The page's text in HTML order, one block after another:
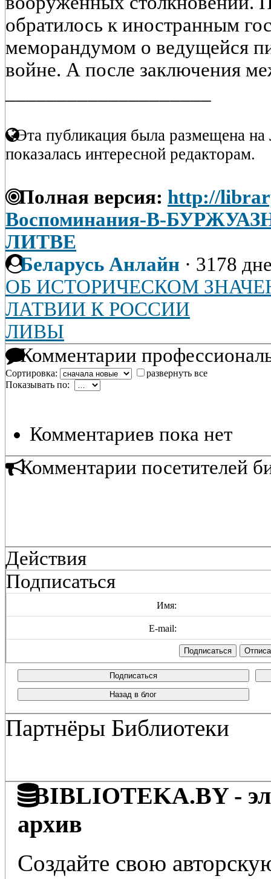
обратилось к иностранным
меморандумом о ведущейся
войне. А после заключения
Эта публикация была размещена на
показалась интересной редакторам.
Полная версия: http://
Воспоминания-В-
ЛИТВЕ
Беларусь Анлайн · 3178
ОБ ИСТОРИЧЕСКОМ
ЛАТВИИ К РОССИИ
ЛИВЫ
Комментарии
Сортировка:
развернуть все
Показывать по:
Комментариев пока нет
Комментарии посетителей
Действия
Подписаться
Имя:
E-mail:
Подписаться
Назад в блог
Партнёры Библиотеки
BIBLIOTEKA.BY -
архив
Создайте свою